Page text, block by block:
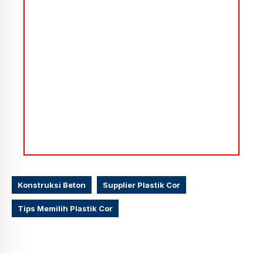
Konstruksi Beton Supplier Plastik Cor
Tips Memilih Plastik Cor